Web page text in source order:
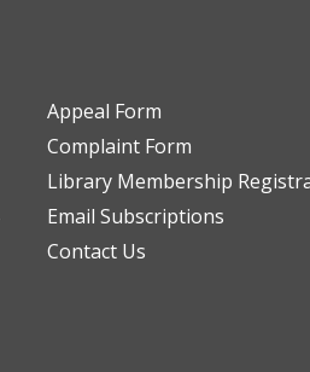
Appeal Form
Complaint Form
Library Membership
Email Subscriptions
Contact Us